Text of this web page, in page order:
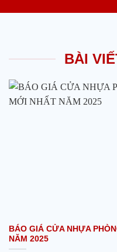
BÀI
BÁO GIÁ CỬA NHỰA
NĂM 2025